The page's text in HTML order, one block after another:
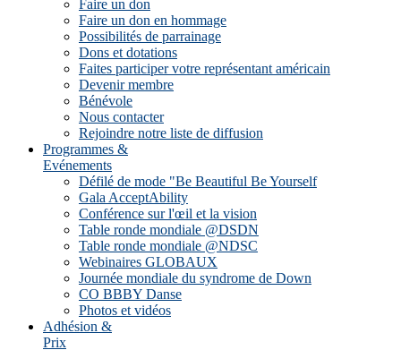
Faire un don
Faire un don en hommage
Possibilités de parrainage
Dons et dotations
Faites participer votre représentant américain
Devenir membre
Bénévole
Nous contacter
Rejoindre notre liste de diffusion
Programmes &
Evénements
Défilé de mode "Be Beautiful Be Yourself
Gala AcceptAbility
Conférence sur l'œil et la vision
Table ronde mondiale @DSDN
Table ronde mondiale @NDSC
Webinaires GLOBAUX
Journée mondiale du syndrome de Down
CO BBBY Danse
Photos et vidéos
Adhésion &
Prix